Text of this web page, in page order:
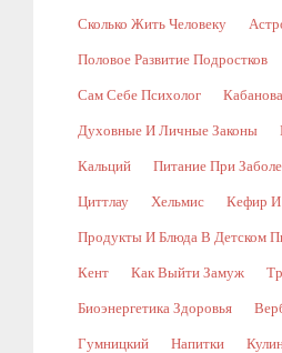
Сколько Жить Человеку
Половое Развитие Подростков
Сам Себе Психолог Кабанова
Духовные И Личные Законы
Кальций Питание При
Циттлау Хельмис Кефир И
Продукты И Блюда В Детском
Кент Как Выйти Замуж
Биоэнергетика Здоровья
Гумницкий Напитки